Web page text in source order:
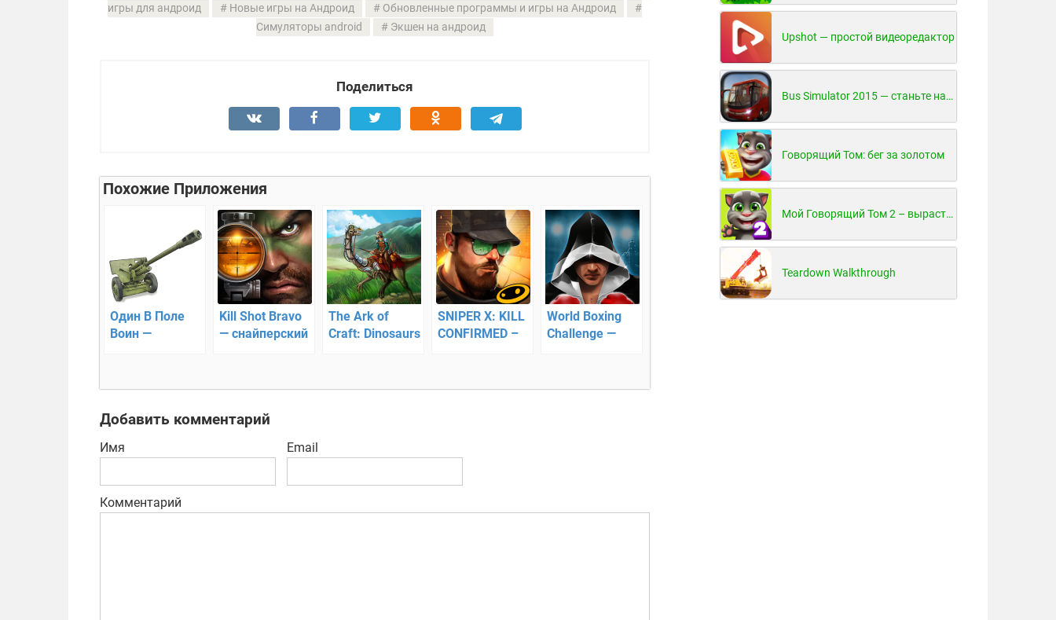
игры для андроид
Новые игры на Андроид
Обновленные программы и игры на Андроид
Симуляторы android
Экшен на андроид
Поделиться
Похожие Приложения
Один В Поле
Воин —
Kill Shot Bravo
— снайперский
The Ark of
Craft: Dinosaurs
SNIPER X: KILL
CONFIRMED –
World Boxing
Challenge —
Добавить комментарий
Имя Email
Комментарий
Upshot — простой видеоредактор
Bus Simulator 2015 — станьте настоящим водителем автобуса!
Говорящий Том: бег за золотом
Мой Говорящий Том 2 – вырасти и воспитай своего котенка
Teardown Walkthrough